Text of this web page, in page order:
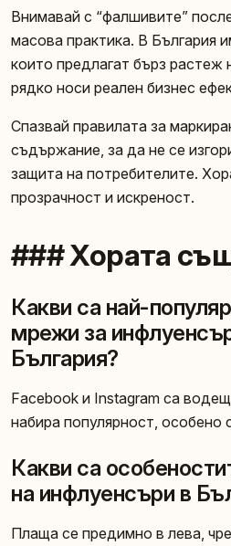
Внимавай с “фалшивите”
масова практика. В България
които предлагат бърз
рядко носи реален бизнес
Спазвай правилата за
съдържание, за да не се
защита на потребителите.
прозрачност и искреност.
### Хората
Какви са най-
мрежи за
България?
Facebook и Instagram са
набира популярност, особено
Какви са
на инфлуенсъри в
Плаща се предимно в лева,